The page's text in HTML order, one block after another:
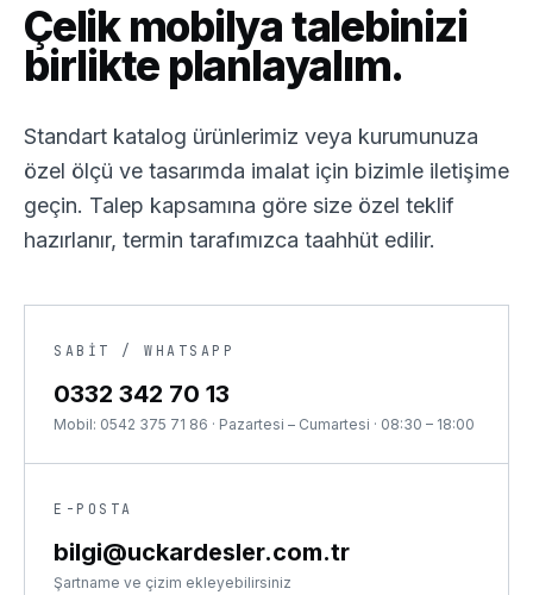
Çelik mobilya talebinizi
birlikte planlayalım.
Standart katalog ürünlerimiz veya kurumunuza
özel ölçü ve tasarımda imalat için bizimle iletişime
geçin. Talep kapsamına göre size özel teklif
hazırlanır, termin tarafımızca taahhüt edilir.
SABIT / WHATSAPP
0332 342 70 13
Mobil: 0542 375 71 86 · Pazartesi – Cumartesi · 08:30 – 18:00
E-POSTA
bilgi@uckardesler.com.tr
Şartname ve çizim ekleyebilirsiniz